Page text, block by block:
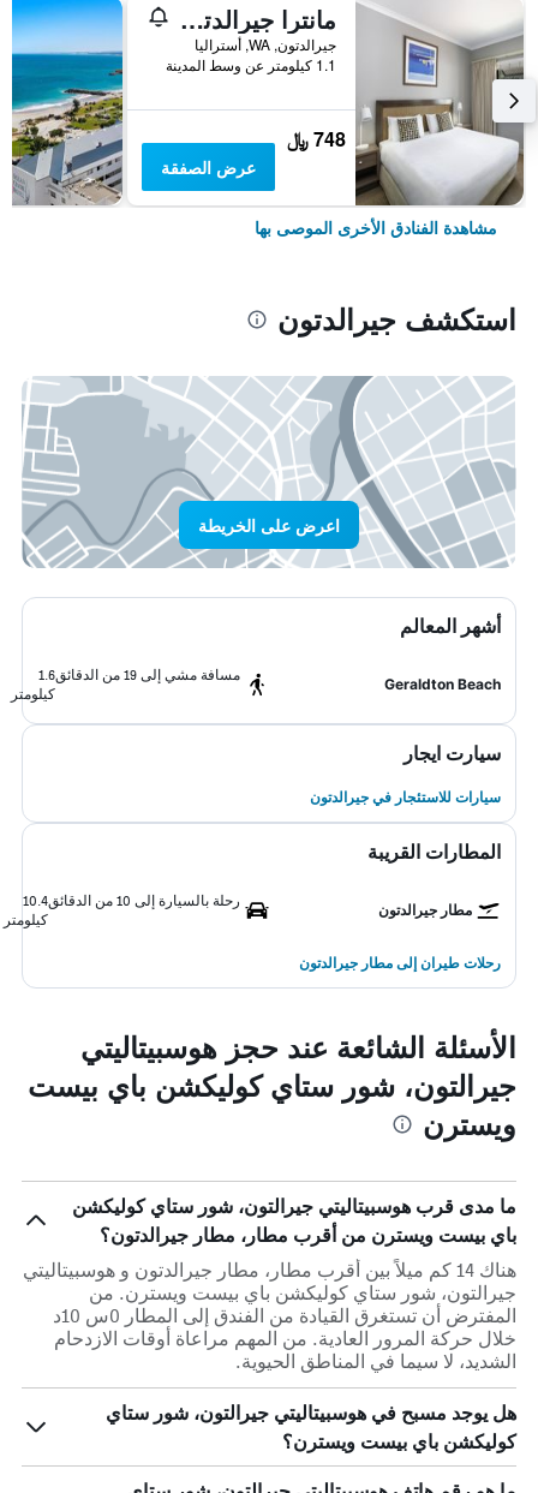
مانترا جيرالدتون
جيرالدتون, WA, أستراليا
1.1 كيلومتر عن وسط المدينة
748 ﷼
عرض الصفقة
مشاهدة الفنادق الأخرى الموصى بها
استكشف جيرالدتون
اعرض على الخريطة
أشهر المعالم
Geraldton Beach
مسافة مشي إلى 19 من الدقائق
1.6
كيلومتر
سيارت ايجار
سيارات للاستئجار في جيرالدتون
المطارات القريبة
مطار جيرالدتون
رحلة بالسيارة إلى 10 من الدقائق
10.4
كيلومتر
رحلات طيران إلى مطار جيرالدتون
الأسئلة الشائعة عند حجز هوسبيتاليتي
جيرالتون، شور ستاي كوليكشن باي بيست
ويسترن
ما مدى قرب هوسبيتاليتي جيرالتون، شور ستاي كوليكشن
باي بيست ويسترن من أقرب مطار، مطار جيرالدتون؟
هناك 14 كم ميلاً بين أقرب مطار، مطار جيرالدتون و هوسبيتاليتي
جيرالتون، شور ستاي كوليكشن باي بيست ويسترن. من
المفترض أن تستغرق القيادة من الفندق إلى المطار 0س 10د
خلال حركة المرور العادية. من المهم مراعاة أوقات الازدحام
الشديد، لا سيما في المناطق الحيوية.
هل يوجد مسبح في هوسبيتاليتي جيرالتون، شور ستاي
كوليكشن باي بيست ويسترن؟